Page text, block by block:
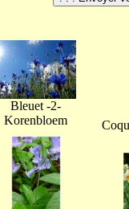
Bleuet -2-
Korenbloem